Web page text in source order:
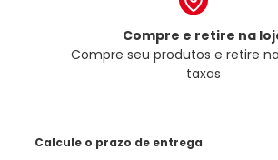
Compre e retire na
Compre seu produtos e retire
taxas